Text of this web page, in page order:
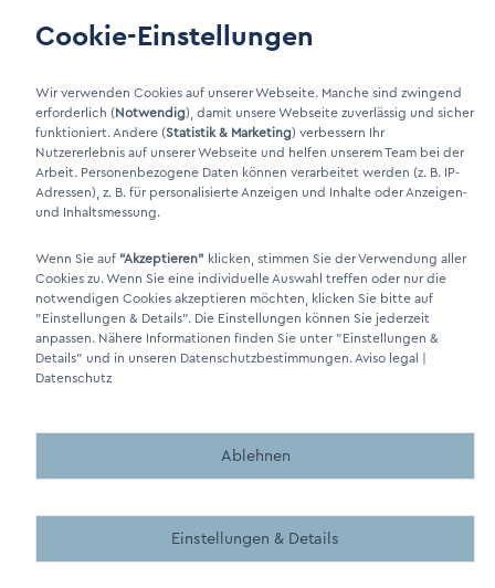
LinkIn Link
Xing Link
DINO Dampferzeuger GmbH - Generadores de vapor eléctricos
"Made in Germany" 2026
Made by BergMedia - Magento2 Design und Entwicklung aus
Cookie-Einstellungen
Wir verwenden Cookies auf unserer Webseite. Manche sind zwingend
erforderlich (Notwendig), damit unsere Webseite zuverlässig und sicher
funktioniert. Andere (Statistik & Marketing) verbessern Ihr
Nutzererlebnis auf unserer Webseite und helfen unserem Team bei der
Arbeit. Personenbezogene Daten können verarbeitet werden (z. B. IP-
Adressen), z. B. für personalisierte Anzeigen und Inhalte oder Anzeigen-
und Inhaltsmessung.
Wenn Sie auf "Akzeptieren" klicken, stimmen Sie der Verwendung aller
Cookies zu. Wenn Sie eine individuelle Auswahl treffen oder nur die
notwendigen Cookies akzeptieren möchten, klicken Sie bitte auf
"Einstellungen & Details". Die Einstellungen können Sie jederzeit
anpassen. Nähere Informationen finden Sie unter "Einstellungen &
Details" und in unseren Datenschutzbestimmungen.Aviso legal |
Datenschutz
Ablehnen
Einstellungen & Details